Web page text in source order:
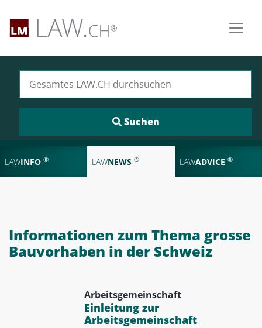
LAWINFO ® LAWNEWS ® LAWADVICE ®
Informationen zum Thema grosse
Bauvorhaben in der Schweiz
Arbeitsgemeinschaft
Einleitung zur
Arbeitsgemeinschaft